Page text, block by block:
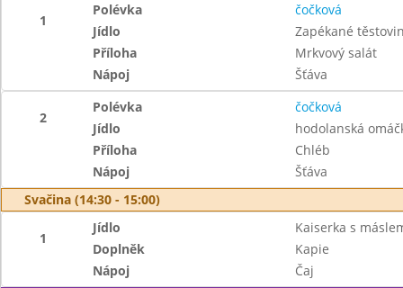
1
Polévka
čočková
Jídlo
Zapékané
Příloha
Mrkvový salát
Nápoj
Šťáva
2
Polévka
čočková
Jídlo
hodolanská
Příloha
Chléb
Nápoj
Šťáva
Svačina (14:30 - 15:00)
1
Jídlo
Kaiserka s
Doplněk
Kapie
Nápoj
Čaj